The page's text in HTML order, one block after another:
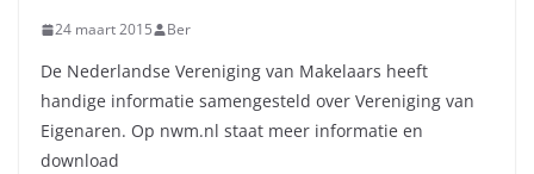
24 maart 2015 Ber
De Nederlandse Vereniging van Makelaars heeft
handige informatie samengesteld over Vereniging van
Eigenaren. Op nwm.nl staat meer informatie en
download